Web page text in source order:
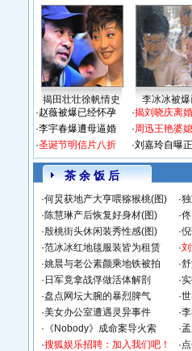
揭田壮壮徐帆情史 李冰冰被
·赵薇被爆已经怀孕
·李宇春爆遭母逼婚
·圣诞节明信片八折
·揭刘晓庆离
·周迅王艳婆
·刘嘉玲自曝
茶 余 饭 后
·何炅获地产大亨喂猕猴桃(图) ·
·陈慧琳产后恢复好身材(图) ·
·殷桃街头休闲装秀性感(图) ·
·范冰冰红地毯服装皆为租赁 ·
·姚晨与老公素颜乘地铁被拍 ·
· 日军竟拿战俘做活体解剖 ·
·盘点网坛大腕的暴烈脾气 ·
·美女办公室遭遇灵异事件 ·
· 《Nobody》成命案导火索 ·
·搜狐娱乐招聘：加入我们吧！ ·